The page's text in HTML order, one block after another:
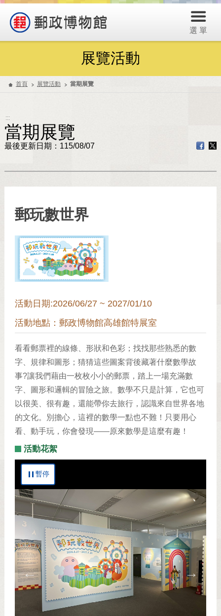
選 單
展覽活動
首頁 展覽活動 當期展覽
:::
當期展覽
最後更新日期：115/08/07
郵玩數世界
活動日期:2026/06/27 ~ 2027/01/10
活動地點：郵政博物館高雄館特展室
看看郵票裡的線條、形狀和色彩；找找那些熟悉的數
字、規律和圖形；猜猜這些圖案背後藏著什麼數學故
事?讓我們藉由一枚枚小小的郵票，踏上一場充滿數
字、圖形和邏輯的冒險之旅。數學不只是計算，它也可
以很美、很有趣，還能帶你去旅行，認識來自世界各地
的文化。別擔心，這裡的數學一點也不難！只要用心
看、動手玩，你會發現——原來數學是這麼有趣！
活動花絮
暫停